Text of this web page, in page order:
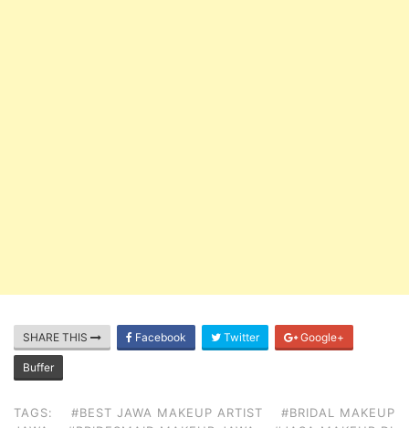
SHARE THIS Facebook Twitter Google+
Buffer
TAGS: #BEST JAWA MAKEUP ARTIST
#BRIDAL MAKEUP